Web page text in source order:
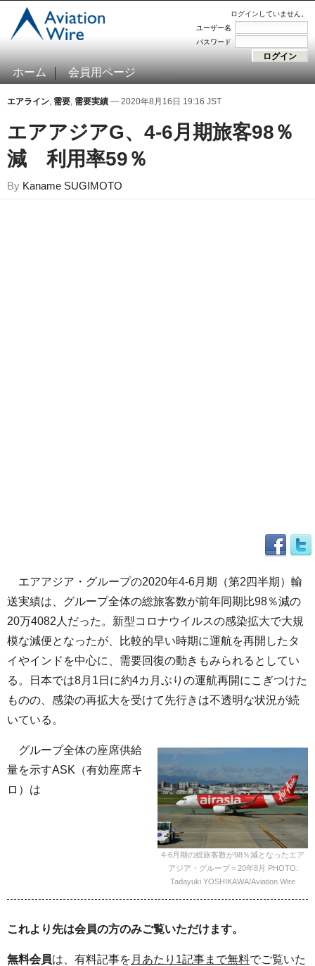
ログインしていません。
ユーザー名
パスワード
ホーム 会員用ページ
エアライン, 需要, 需要実績 — 2020年8月16日 19:16 JST
エアアジアG、4-6月期旅客98％
減 利用率59％
By Kaname SUGIMOTO
エアアジア・グループの2020年4-6月期（第2四半期）輸
送実績は、グループ全体の総旅客数が前年同期比98％減の
20万4082人だった。新型コロナウイルスの感染拡大で大規
模な減便となったが、比較的早い時期に運航を再開したタ
イやインドを中心に、需要回復の動きもみられるとしてい
る。日本では8月1日に約4カ月ぶりの運航再開にこぎつけた
ものの、感染の再拡大を受けて先行きは不透明な状況が続
いている。
4-6月期の総旅客数が98％減となったエア
アジア・グループ＝20年8月 PHOTO:
Tadayuki YOSHIKAWA/Aviation Wire
グループ全体の座席供給
量を示すASK（有効座席キ
ロ）は
これより先は会員の方のみご覧いただけます。
無料会員は、有料記事を 月あたり1記事まで無料でご覧いた